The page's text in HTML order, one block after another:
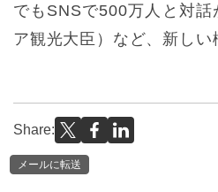
でもSNSで500万人と対
ア観光大臣）など、新しい
Share:
メールに転送